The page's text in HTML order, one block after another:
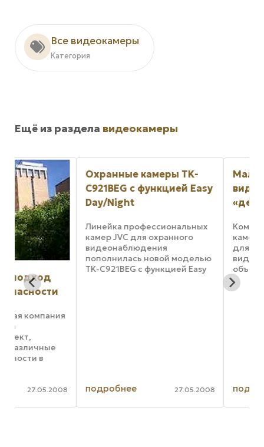
Все видеокамеры
Категория
Ещё из раздела видеокамеры
Охранные камеры TK-
C921BEG с функцией Easy
Day/Night
Линейка профессиональных
камер JVC для охранного
видеонаблюдения
пополнилась новой моделью
TK-C921BEG с функцией Easy
Day/Night и режимом Super
LoLux. Благодаря
подробнее 27.05.2008
«день-ночь»
Компания Pelco
камеру C10DN-6X
для
видеонаблюдения
объектах с
изменяющимися
освещенности. Эта
подробнее